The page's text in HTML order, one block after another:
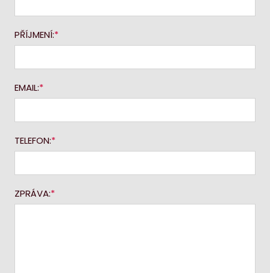
PŘÍJMENÍ:
EMAIL:
TELEFON:
ZPRÁVA: